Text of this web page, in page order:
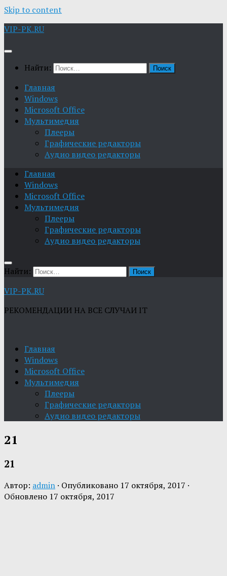
Skip to content
VIP-PK.RU
Найти:
Главная
Windows
Microsoft Office
Мультимедия
Плееры
Графические редакторы
Aудио видео редакторы
Главная
Windows
Microsoft Office
Мультимедия
Плееры
Графические редакторы
Aудио видео редакторы
Найти:
VIP-PK.RU
РЕКОМЕНДАЦИИ НА ВСЕ СЛУЧАИ IT
Главная
Windows
Microsoft Office
Мультимедия
Плееры
Графические редакторы
Aудио видео редакторы
21
21
Автор: admin · Опубликовано 17 октября, 2017 ·
Обновлено 17 октября, 2017